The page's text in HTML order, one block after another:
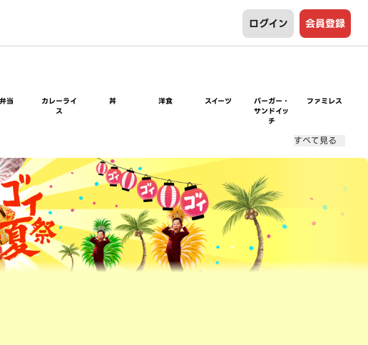
ログイン 会員登録
弁当
カレーライ
ス
丼 洋食 スイーツ
バーガー・
サンドイッ
チ
ファミレス
すべて見る